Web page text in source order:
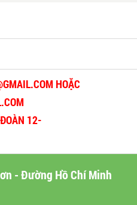
HOẶC
12-
- Đường Hồ Chí Minh